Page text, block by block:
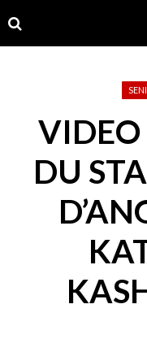
to
navigation
to
content
VIDEO
DU